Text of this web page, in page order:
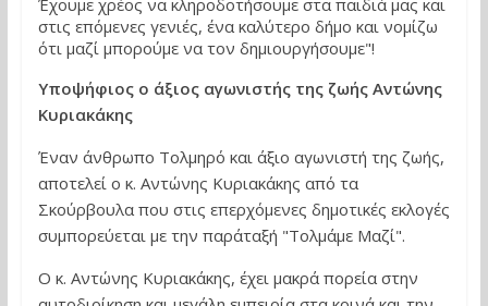
Έχουμε χρέος να κληροδοτήσουμε στα παιδιά μας και
στις επόμενες γενιές, ένα καλύτερο δήμο και νομίζω
ότι μαζί μπορούμε να τον δημιουργήσουμε"!
Υποψήφιος ο άξιος αγωνιστής της ζωής Αντώνης
Κυριακάκης
Έναν άνθρωπο Τολμηρό και άξιο αγωνιστή της ζωής,
αποτελεί ο κ. Αντώνης Κυριακάκης από τα
Σκούρβουλα που στις επερχόμενες δημοτικές εκλογές
συμπορεύεται με την παράταξή "Τολμάμε Μαζί".
Ο κ. Αντώνης Κυριακάκης, έχει μακρά πορεία στην